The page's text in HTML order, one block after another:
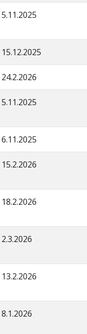
5.11.2025
15.12.2025
24.2.2026
5.11.2025
6.11.2025
15.2.2026
18.2.2026
2.3.2026
13.2.2026
8.1.2026